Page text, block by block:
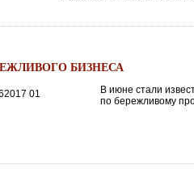
БИЗНЕСА
В июне стали
по бережливому